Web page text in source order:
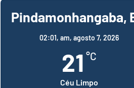
Pindamonhangaba,
02:01, am, agosto 7, 2026
21 °C
Céu Limpo